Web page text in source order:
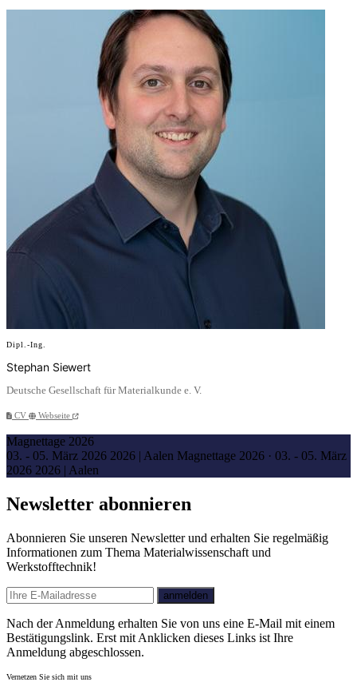
Dipl.-Ing.
Stephan Siewert
Deutsche Gesellschaft für Materialkunde e. V.
CV Webseite
Magnettage 2026
03. - 05. März 2026 2026 | Aalen Magnettage 2026 · 03. - 05. März
2026 2026 | Aalen
Newsletter abonnieren
Abonnieren Sie unseren Newsletter und erhalten Sie regelmäßig
Informationen zum Thema Materialwissenschaft und
Werkstofftechnik!
E-mail
anmelden
Nach der Anmeldung erhalten Sie von uns eine E-Mail mit einem
Bestätigungslink. Erst mit Anklicken dieses Links ist Ihre
Anmeldung abgeschlossen.
Vernetzen Sie sich mit uns